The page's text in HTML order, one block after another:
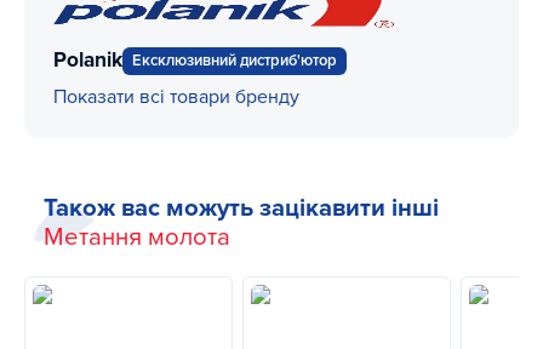
Polanik Ексклюзивний дистриб'ютор
Показати всі товари бренду
Також вас можуть зацікавити інші
Метання молота